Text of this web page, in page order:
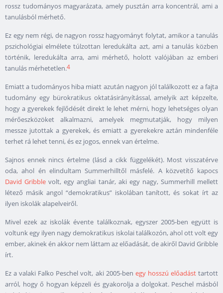
rossz tudományos magyarázata, amely pusztán arra koncentrál, ami a
tanulásból mérhető.
Ez egy nem régi, de nagyon rossz hagyományt folytat, amikor a tanulás
pszichológiai elmélete túlzottan leredukálta azt, ami a tanulás közben
történik, leredukálta arra, ami mérhető, holott valójában az emberi
tanulás mérhetetlen.4
Emiatt a tudományos hiba miatt azután nagyon jól találkozott ez a fajta
tudomány egy bürokratikus oktatásirányítással, amelyik azt képzelte,
hogy a gyerekek fejlődését direkt le lehet mérni, hogy lehetséges olyan
mérőeszközöket alkalmazni, amelyek megmutatják, hogy milyen
messze jutottak a gyerekek, és emiatt a gyerekekre aztán mindenféle
terhet rá lehet tenni, és ez jogos, ennek van értelme.
Sajnos ennek nincs értelme (lásd a cikk függelékét). Most visszatérve
oda, ahol én elindultam Summerhilltől másfelé. A közvetítő kapocs
David Gribble volt, egy angliai tanár, aki egy nagy, Summerhill mellett
létező másik angol “demokratikus” iskolában tanított, és sokat írt az
ilyen iskolák alapelveiről.
Mivel ezek az iskolák évente találkoznak, egyszer 2005-ben együtt is
voltunk egy ilyen nagy demokratikus iskolai találkozón, ahol ott volt egy
ember, akinek én akkor nem láttam az előadását, de akiről David Gribble
írt.
Ez a valaki Falko Peschel volt, aki 2005-ben egy hosszú előadásttartott
arról, hogy ő hogyan képzeli és gyakorolja a dolgokat. Peschel másból